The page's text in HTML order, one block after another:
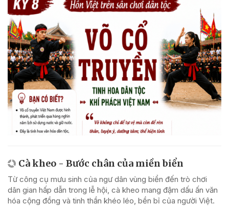
Cà kheo - Bước chân của miền biển
Từ công cụ mưu sinh của ngư dân vùng biển đến trò chơi
dân gian hấp dẫn trong lễ hội, cà kheo mang đậm dấu ấn văn
hóa cộng đồng và tinh thần khéo léo, bền bỉ của người Việt.